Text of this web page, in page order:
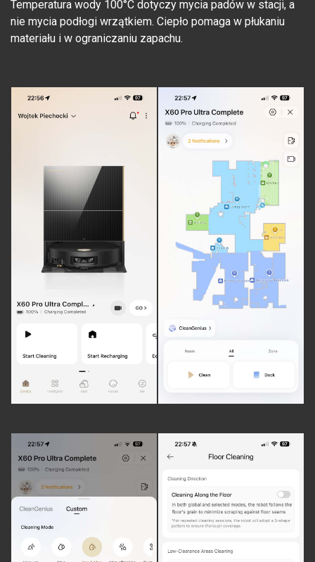
Temperatura wody 100°C dotyczy mycia padów w stacji, a
nie mycia podłogi wrzątkiem. Ciepło pomaga w płukaniu
materiału i w ograniczaniu zapachu.